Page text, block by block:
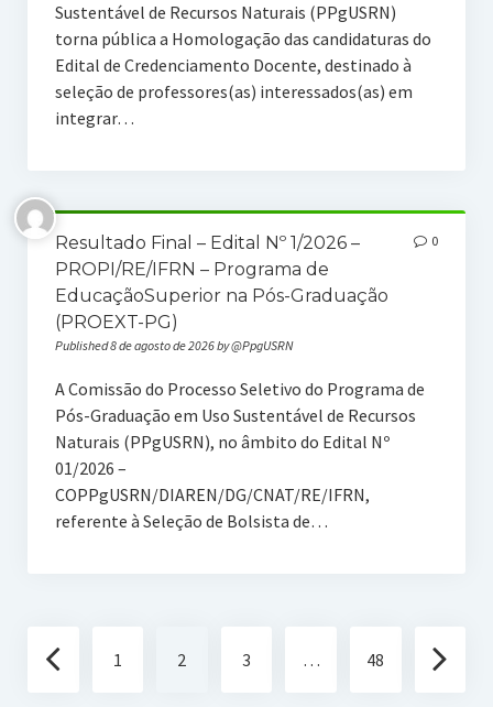
Sustentável de Recursos Naturais (PPgUSRN)
torna pública a Homologação das candidaturas do
Edital de Credenciamento Docente, destinado à
seleção de professores(as) interessados(as) em
integrar…
Resultado Final – Edital Nº 1/2026 –
PROPI/RE/IFRN – Programa de
EducaçãoSuperior na Pós-Graduação
(PROEXT-PG)
Published 8 de agosto de 2026 by @PpgUSRN
0
A Comissão do Processo Seletivo do Programa de
Pós-Graduação em Uso Sustentável de Recursos
Naturais (PPgUSRN), no âmbito do Edital Nº
01/2026 –
COPPgUSRN/DIAREN/DG/CNAT/RE/IFRN,
referente à Seleção de Bolsista de…
por
1 2 3 … 48